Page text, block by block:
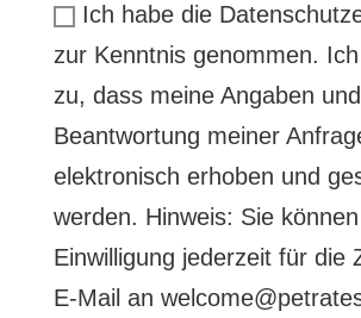
Ich habe die
zur Kenntnis genommen.
zu, dass meine Angaben
Beantwortung meiner
elektronisch erhoben und
werden. Hinweis: Sie
Einwilligung jederzeit für die
E-Mail an